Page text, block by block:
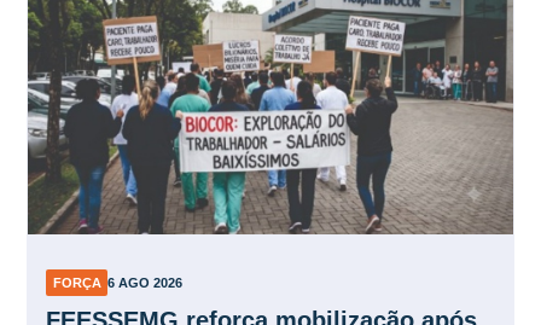
FORÇA 6 AGO 2026